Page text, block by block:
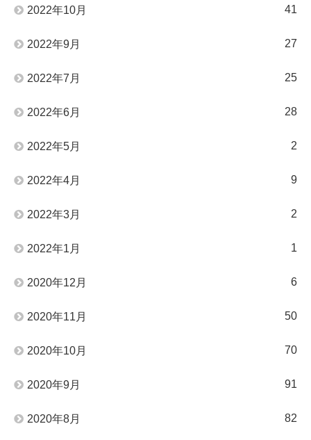
2022年10月 41
2022年9月 27
2022年7月 25
2022年6月 28
2022年5月 2
2022年4月 9
2022年3月 2
2022年1月 1
2020年12月 6
2020年11月 50
2020年10月 70
2020年9月 91
2020年8月 82